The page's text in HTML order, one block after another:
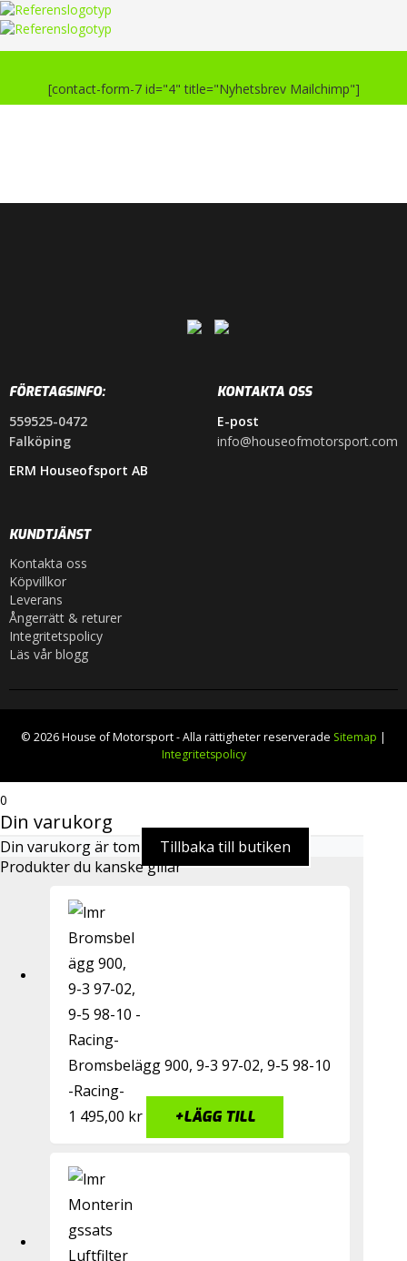
[contact-form-7 id="4" title="Nyhetsbrev Mailchimp"]
FÖRETAGSINFO:
559525-0472
Falköping
ERM Houseofsport AB
KONTAKTA OSS
E-post
info@houseofmotorsport.com
KUNDTJÄNST
Kontakta oss
Köpvillkor
Leverans
Ångerrätt & returer
Integritetspolicy
Läs vår blogg
© 2026 House of Motorsport - Alla rättigheter reserverade Sitemap |
Integritetspolicy
0
Din varukorg
Din varukorg är tom
Tillbaka till butiken
Produkter du kanske gillar
Bromsbelägg 900, 9-3 97-02, 9-5 98-10
-Racing-
1 495,00 kr +LÄGG TILL